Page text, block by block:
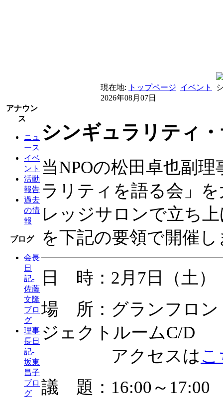
現在地: トップページ イベント
2026年08月07日
アナウン
ス
ニュ
ース
イベ
ント
活動
報告
過去
の情
報
ブログ
会長
日
記-
佐藤
文隆
ブロ
グ
理事
長日
記-
坂東
昌子
ブロ
グ
シンギュラリティ
当NPOの松田卓也副
ラリティを語る会」
レッジサロンで立ち
を下記の要領で開催し
日 時：2月7日（土
場 所：グランフロン
ジェクトルームC/D
アクセスは
議 題：16:00～